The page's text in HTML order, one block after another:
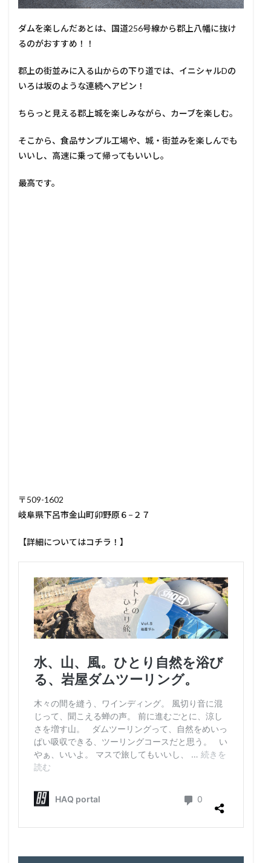
ダムを楽しんだあとは、国道256号線から郡上八幡に抜け
るのがおすすめ！！
郡上の街並みに入る山からの下り道では、イニシャルDの
いろは坂のような連続ヘアピン！
ちらっと見える郡上城を楽しみながら、カーブを楽しむ。
そこから、食品サンプル工場や、城・街並みを楽しんでも
いいし、高速に乗って帰ってもいいし。
最高です。
〒509-1602
岐阜県下呂市金山町卯野原６−２７
【詳細についてはコチラ！】